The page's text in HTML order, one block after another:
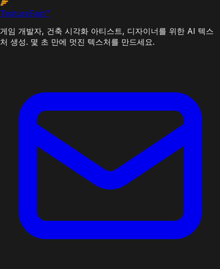
TextureFast™
게임 개발자, 건축 시각화 아티스트, 디자이너를 위한 AI 텍스
처 생성. 몇 초 만에 멋진 텍스처를 만드세요.